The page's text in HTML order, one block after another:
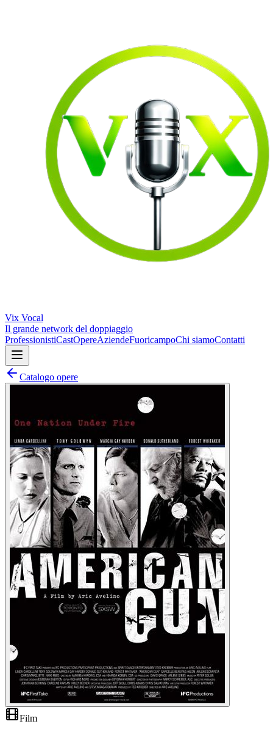
Vix Vocal
Il grande network del doppiaggio
ProfessionistiCastOpereAziendeFuoricampoChi siamoContatti
Catalogo opere
Film